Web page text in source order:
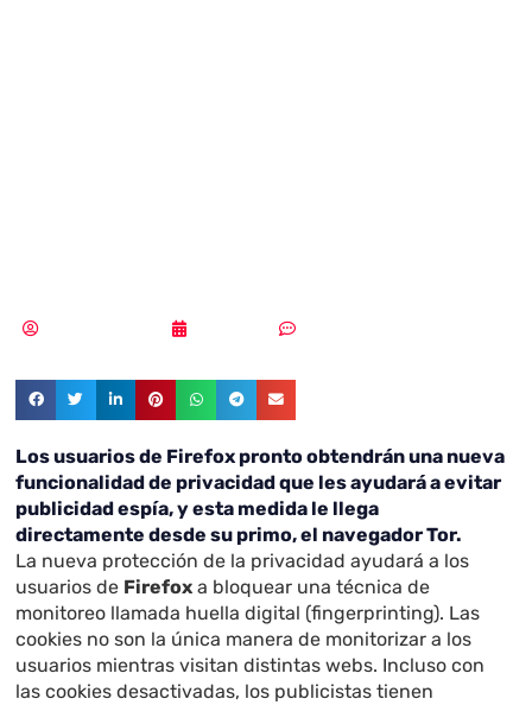
Los usuarios de Firefox pronto obtendrán una nueva
funcionalidad de privacidad que les ayudará a evitar
publicidad espía, y esta medida le llega
directamente desde su primo, el navegador Tor.
La nueva protección de la privacidad ayudará a los
usuarios de Firefox a bloquear una técnica de
monitoreo llamada huella digital (fingerprinting). Las
cookies no son la única manera de monitorizar a los
usuarios mientras visitan distintas webs. Incluso con
las cookies desactivadas, los publicistas tienen